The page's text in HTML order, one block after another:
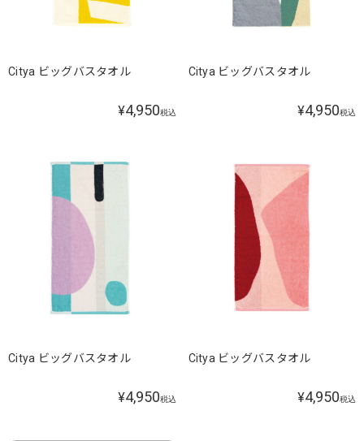
Citya ビッグバスタオル
¥4,950税込
Citya ビッグバスタオル
¥4,950税込
Citya ビッグバスタオル
¥4,950税込
Citya ビッグバスタオル
¥4,950税込